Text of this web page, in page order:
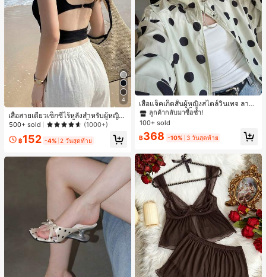
4
เสื้อสายเดี่ยวเซ็กซี่ไร้หลังสำหรับผู้หญิง
พร้อมบราแบบมีฟองน้ำ, เสื้อกล้ามแขน
500+ sold (1000+)
฿152 -4% 2 วันสุดท้าย
เสื้อแจ็คเก็ตสั้นผู้หญิงสไตล์วินเทจ ลายจุ
ดขนาดใหญ่ คอตั้ง เอวเข้ารูป แขนพอง
ทรงหลวม แฟชั่นอเนกประสงค์ สำหรับใ
ส่ประจำวันและไปเที่ยวพักผ่อน
#1 ขายดี
ใน กระเป๋า เสื้อคลุมลำลอง
ลูกค้ากลับมาซื้อซ้ำ!
#1 ขายดี ใน กระเป๋า เสื้อคลุมลำลอง
ลูกค้ากลับมาซื้อซ้ำ!
#1 ขายดี ใน กระเป๋า เสื้อคลุมลำลอง
ลูกค้ากลับมาซื้อซ้ำ!
#1 ขายดี
ใน กระเป๋า เสื้อคลุมลำลอง
100+ sold
฿368 -10% 3 วันสุดท้าย